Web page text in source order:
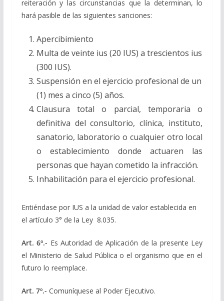
reiteración y las circunstancias que la determinan, lo
hará pasible de las siguientes sanciones:
Apercibimiento
Multa de veinte ius (20 IUS) a trescientos ius
(300 IUS).
Suspensión en el ejercicio profesional de un
(1) mes a cinco (5) años.
Clausura total o parcial, temporaria o
definitiva del consultorio, clínica, instituto,
sanatorio, laboratorio o cualquier otro local
o establecimiento donde actuaren las
personas que hayan cometido la infracción.
Inhabilitación para el ejercicio profesional.
Entiéndase por IUS a la unidad de valor establecida en
el artículo 3° de la Ley 8.035.
Art. 6º.- Es Autoridad de Aplicación de la presente Ley
el Ministerio de Salud Pública o el organismo que en el
futuro lo reemplace.
Art. 7º.- Comuníquese al Poder Ejecutivo.